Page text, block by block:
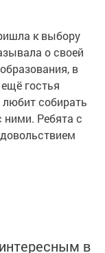
к выбору
о своей
в
гостья
собирать
ними. Ребята с
в